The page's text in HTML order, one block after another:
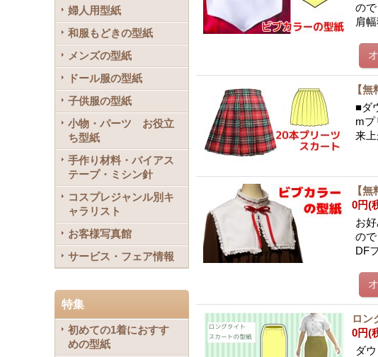
婦人用型紙
和服もどきの型紙
メンズの型紙
ドール服の型紙
子供服の型紙
小物・パーツ お役立
ち型紙
手作り材料・バイアス
テープ・ミシン針
コスプレジャンル別キ
ャラリスト
お客様写真館
サービス・フェア情報
特集
初めての1着におすす
めの型紙
の
肩
【
■ダ
m
来
【
0円(
お
の
DF
ロン
0円(
ダ